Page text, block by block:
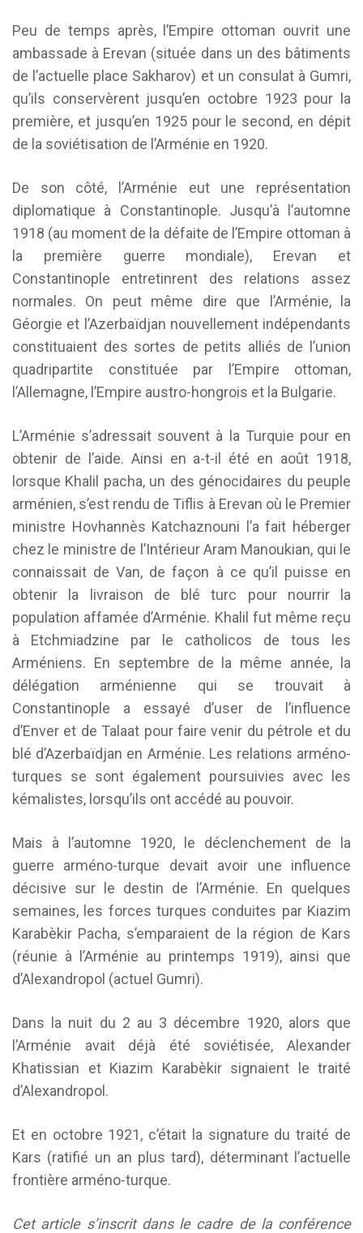
Peu de temps après, l’Empire ottoman ouvrit une
ambassade à Erevan (située dans un des bâtiments
de l’actuelle place Sakharov) et un consulat à Gumri,
qu’ils conservèrent jusqu’en octobre 1923 pour la
première, et jusqu’en 1925 pour le second, en dépit
de la soviétisation de l’Arménie en 1920.
De son côté, l’Arménie eut une représentation
diplomatique à Constantinople. Jusqu’à l’automne
1918 (au moment de la défaite de l’Empire ottoman à
la première guerre mondiale), Erevan et
Constantinople entretinrent des relations assez
normales. On peut même dire que l’Arménie, la
Géorgie et l’Azerbaïdjan nouvellement indépendants
constituaient des sortes de petits alliés de l’union
quadripartite constituée par l’Empire ottoman,
l’Allemagne, l’Empire austro-hongrois et la Bulgarie.
L’Arménie s’adressait souvent à la Turquie pour en
obtenir de l’aide. Ainsi en a-t-il été en août 1918,
lorsque Khalil pacha, un des génocidaires du peuple
arménien, s’est rendu de Tiflis à Erevan où le Premier
ministre Hovhannès Katchaznouni l’a fait héberger
chez le ministre de l’Intérieur Aram Manoukian, qui le
connaissait de Van, de façon à ce qu’il puisse en
obtenir la livraison de blé turc pour nourrir la
population affamée d’Arménie. Khalil fut même reçu
à Etchmiadzine par le catholicos de tous les
Arméniens. En septembre de la même année, la
délégation arménienne qui se trouvait à
Constantinople a essayé d’user de l’influence
d’Enver et de Talaat pour faire venir du pétrole et du
blé d’Azerbaïdjan en Arménie. Les relations arméno-
turques se sont également poursuivies avec les
kémalistes, lorsqu’ils ont accédé au pouvoir.
Mais à l’automne 1920, le déclenchement de la
guerre arméno-turque devait avoir une influence
décisive sur le destin de l’Arménie. En quelques
semaines, les forces turques conduites par Kiazim
Karabèkir Pacha, s’emparaient de la région de Kars
(réunie à l’Arménie au printemps 1919), ainsi que
d’Alexandropol (actuel Gumri).
Dans la nuit du 2 au 3 décembre 1920, alors que
l’Arménie avait déjà été soviétisée, Alexander
Khatissian et Kiazim Karabèkir signaient le traité
d’Alexandropol.
Et en octobre 1921, c’était la signature du traité de
Kars (ratifié un an plus tard), déterminant l’actuelle
frontière arméno-turque.
Cet article s’inscrit dans le cadre de la conférence